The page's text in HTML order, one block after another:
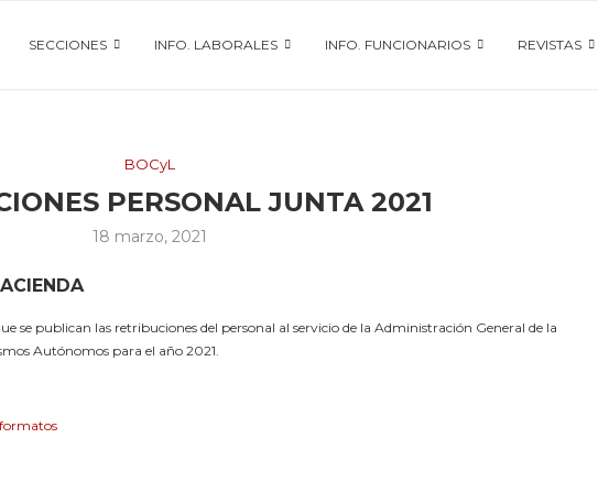
SECCIONES INFO. LABORALES INFO. FUNCIONARIOS REVISTAS
BOCyL
PERSONAL JUNTA 2021
18 marzo, 2021
se publican las retribuciones del personal al servicio de la Administración General de la
Autónomos para el año 2021.